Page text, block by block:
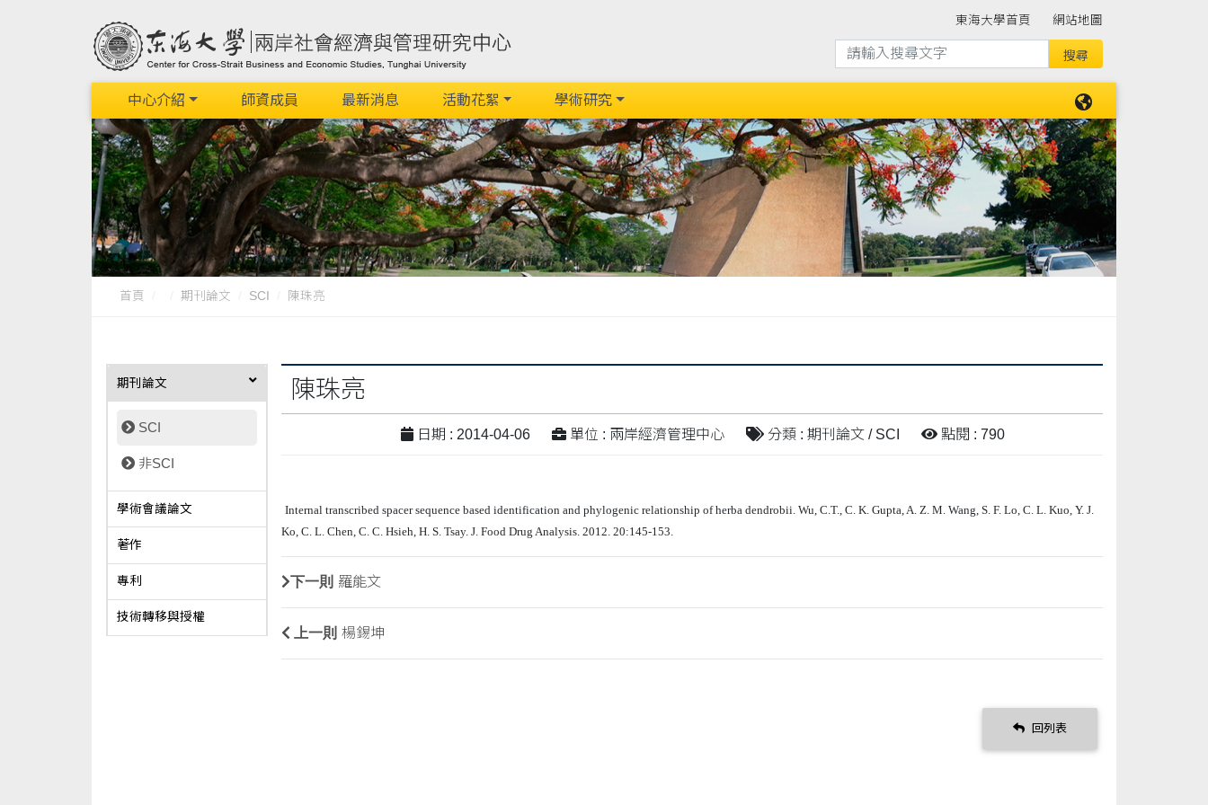
東海大學首頁 網站地圖
中心介紹 師資成員 最新消息 活動花絮 學術研究
首頁 期刊論文 SCI 陳珠亮
期刊論文
SCI
非SCI
學術會議論文
著作
專利
技術轉移與授權
陳珠亮
日期 : 2014-04-06 單位 : 兩岸經濟管理中心 分類 : 期刊論文 / SCI 點閱 : 790
Internal transcribed spacer sequence based identification and phylogenic relationship of herba dendrobii. Wu, C.T., C. K. Gupta, A. Z. M. Wang, S. F. Lo, C. L. Kuo, Y. J.
Ko, C. L. Chen, C. C. Hsieh, H. S. Tsay. J. Food Drug Analysis. 2012. 20:145-153.
下一則 羅能文
上一則 楊錫坤
回列表